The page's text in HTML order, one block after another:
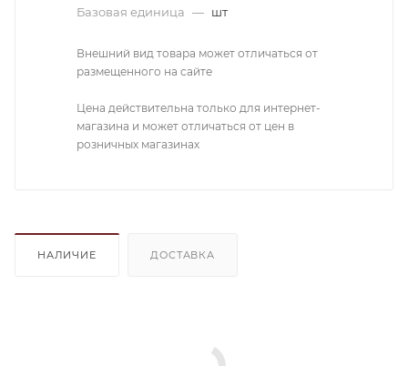
Базовая единица — шт
Внешний вид товара может отличаться от
размещенного на сайте
Цена действительна только для интернет-
магазина и может отличаться от цен в
розничных магазинах
НАЛИЧИЕ ДОСТАВКА